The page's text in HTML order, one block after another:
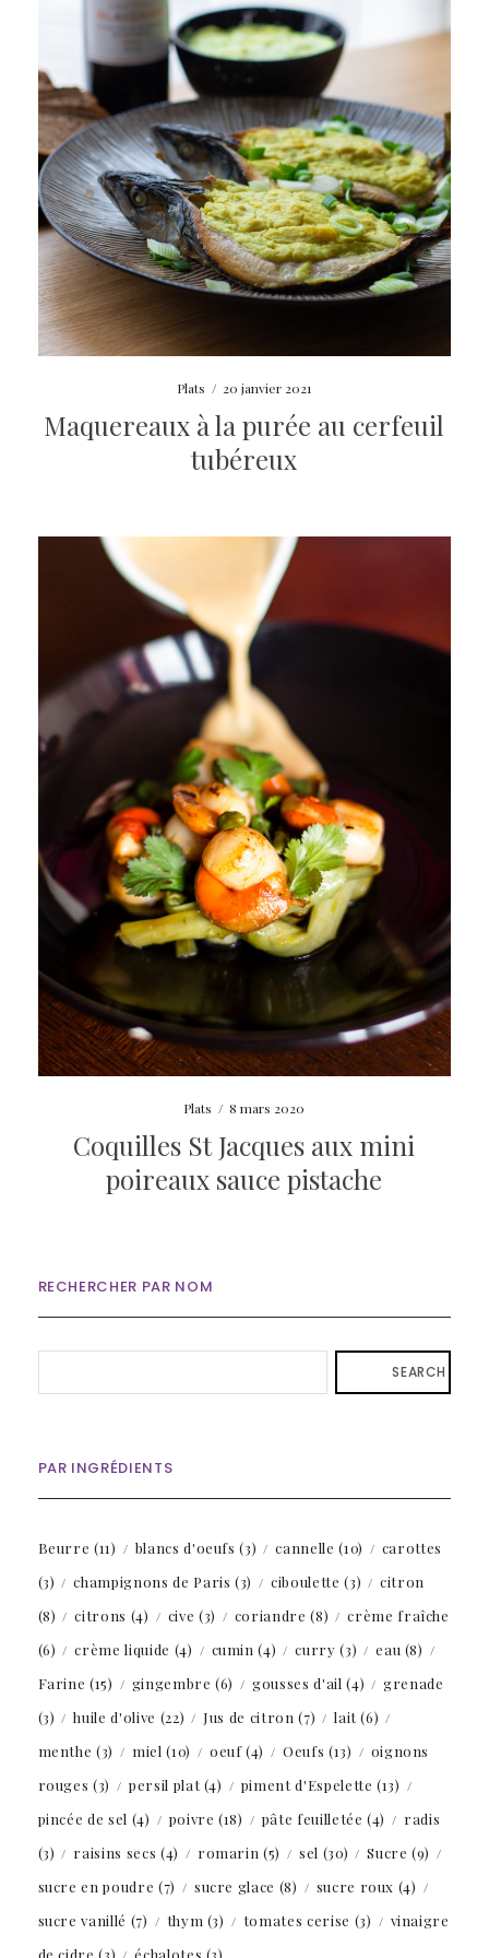
Plats / 20 janvier 2021
Maquereaux à la purée au cerfeuil
tubéreux
Plats / 8 mars 2020
Coquilles St Jacques aux mini
poireaux sauce pistache
RECHERCHER PAR NOM
SEARCH
PAR INGRÉDIENTS
Beurre (11) blancs d'oeufs (3) cannelle (10)
carottes
(3)
champignons de Paris (3) ciboulette (3)
citron
(8)
citrons (4) cive (3) coriandre (8)
crème fraîche
(6)
crème liquide (4) cumin (4) curry (3) eau (8)
Farine (15) gingembre (6) gousses d'ail (4)
grenade
(3)
huile d'olive (22) Jus de citron (7) lait(6)
menthe (3) miel (10) oeuf(4) Oeufs (13)
oignons
rouges (3) persil plat(4) piment d'Espelette (13)
pincée de sel (4) poivre (18) pâte feuilletée (4)
radis
(3)
raisins secs (4) romarin (5) sel (30) Sucre (9)
sucre en poudre (7) sucre glace (8) sucre roux (4)
sucre vanillé (7) thym (3) tomates cerise (3)
vinaigre